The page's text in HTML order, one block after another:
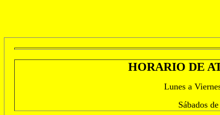
HORARIO DE
Lunes a
Sábados